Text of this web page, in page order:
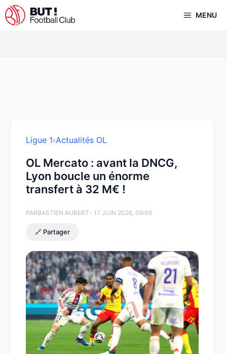
Aller
au
MENU
Ligue 1›Actualités OL
OL Mercato : avant la DNCG,
Lyon boucle un énorme
transfert à 32 M€ !
PARBASTIEN AUBERT- 17 JUIN 2026, 09:00
🔗 Partager